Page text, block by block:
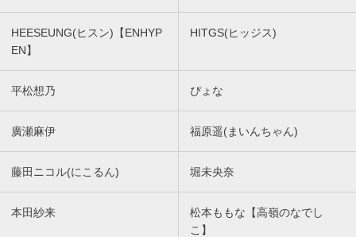
HEESEUNG(ヒスン)【ENHYP
EN】
HITGS(ヒッジス)
平松想乃 ぴょな
廣瀬麻伊 福原遥(まいんちゃん)
藤田ニコル(にこるん) 堀未央奈
本田紗来
松本ももな【高嶺のなでし
こ】